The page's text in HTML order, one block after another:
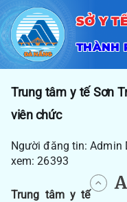
SỞ Y
THÀNH
Trung tâm y tế Sơn
viên chức
Người đăng tin: Admin
xem: 26393
Trung tâm y tế